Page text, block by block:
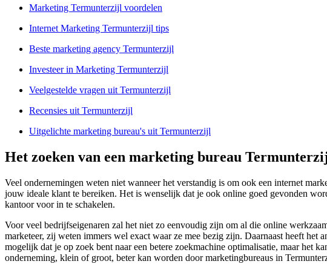
Marketing Termunterzijl voordelen
Internet Marketing Termunterzijl tips
Beste marketing agency Termunterzijl
Investeer in Marketing Termunterzijl
Veelgestelde vragen uit Termunterzijl
Recensies uit Termunterzijl
Uitgelichte marketing bureau's uit Termunterzijl
Het zoeken van een marketing bureau
Veel ondernemingen weten niet wanneer het verstandig is om ook een internet
jouw ideale klant te bereiken. Het is wenselijk dat je ook online goed gevonden
kantoor voor in te schakelen.
Voor veel bedrijfseigenaren zal het niet zo eenvoudig zijn om al die online
marketeer, zij weten immers wel exact waar ze mee bezig zijn. Daarnaast heeft het
mogelijk dat je op zoek bent naar een betere zoekmachine optimalisatie, maar het
onderneming, klein of groot, beter kan worden door marketingbureaus in